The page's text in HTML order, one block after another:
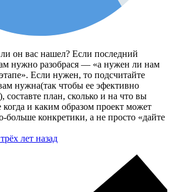
он вас нашел? Если последний
нужно разобрася — «а нужен ли нам
Если нужен, то подсчитайте
нужна(так чтобы ее эфективно
составте план, сколько и на что вы
когда и каким образом проект может
больше конкретики, а не просто «дайте
лет назад